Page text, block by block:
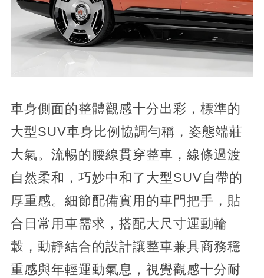
車身側面的整體觀感十分出彩，標準的
大型SUV車身比例協調勻稱，姿態端莊
大氣。流暢的腰線貫穿整車，線條過渡
自然柔和，巧妙中和了大型SUV自帶的
厚重感。細節配備實用的車門把手，貼
合日常用車需求，搭配大尺寸運動輪
轂，動靜結合的設計讓整車兼具商務穩
重感與年輕運動氣息，視覺觀感十分耐